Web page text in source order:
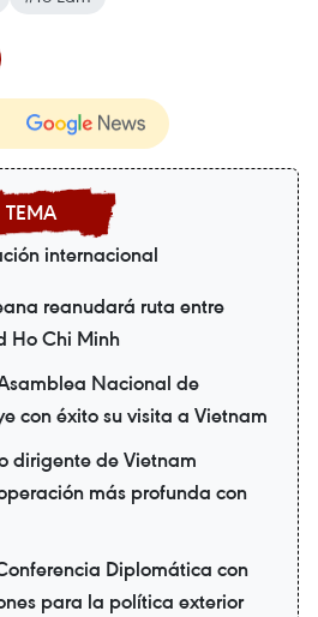
internacional
reanudará ruta entre
Ho Chi Minh
Nacional de
con éxito su visita a Vietnam
dirigente de Vietnam
más profunda con
Diplomática con
para la política exterior